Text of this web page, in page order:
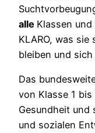
alle Klassen
KLARO, was
bleiben und
Das
von Klasse 1
Gesundheit und
und sozialen